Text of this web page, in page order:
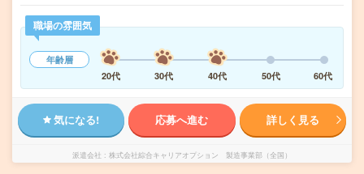
職場の雰囲気
年齢層
20代
30代 40代 50代 60代
気になる! 応募へ進む 詳しく見る
派遣会社 株式会社綜合キャリアオプション 製造事業部（全国）